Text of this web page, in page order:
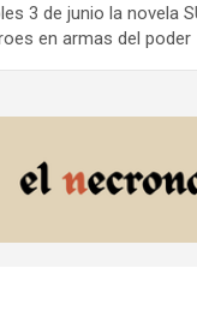
3 de junio la novela
en armas del poder